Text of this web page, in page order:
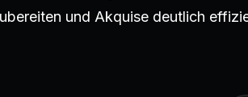
und Akquise deutlich